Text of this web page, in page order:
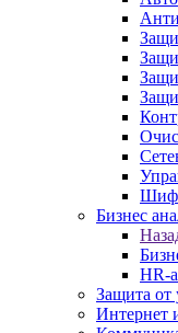
Бизнес
HR-
Защита от
Интернет